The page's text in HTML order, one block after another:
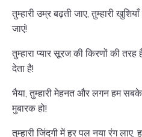
तुम्हारी उम्र बढ़ती जाए, तुम्हारी
जाएं!
तुम्हारा प्यार सूरज की किरणों की तरह
देता है!
भैया, तुम्हारी मेहनत और लगन हम सबके
मुबारक हो!
तुम्हारी जिंदगी में हर पल नया रंग